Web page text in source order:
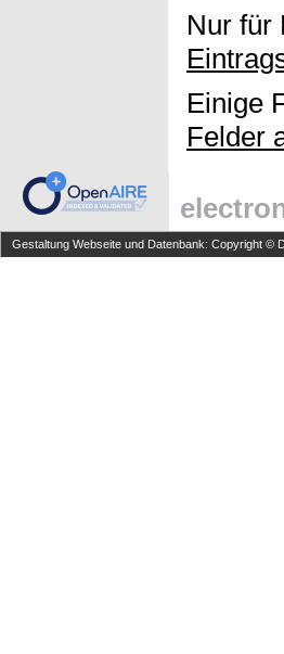
Nur für
Einige
Felder
Gestaltung Webseite und Datenbank: Copyright ©